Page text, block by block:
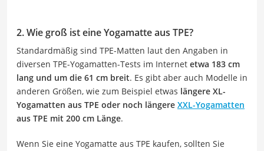
2. Wie groß ist eine Yogamatte aus TPE?
Standardmäßig sind TPE-Matten laut den Angaben in
diversen TPE-Yogamatten-Tests im Internet etwa 183 cm
lang und um die 61 cm breit. Es gibt aber auch Modelle in
anderen Größen, wie zum Beispiel etwas längere XL-
Yogamatten aus TPE oder noch längere XXL-Yogamatten
aus TPE mit 200 cm Länge.
Wenn Sie eine Yogamatte aus TPE kaufen, sollten Sie